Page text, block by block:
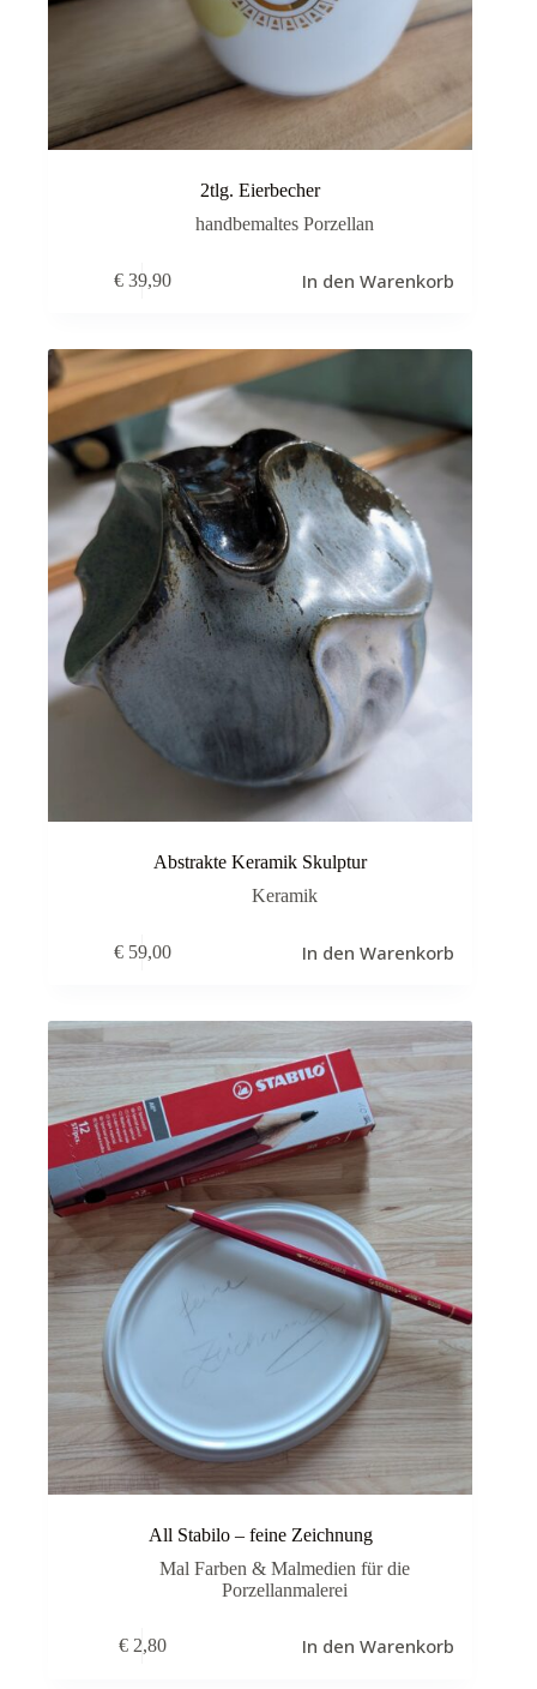
2tlg. Eierbecher
handbemaltes Porzellan
€39,90 In den Warenkorb
Abstrakte Keramik Skulptur
Keramik
€59,00 In den Warenkorb
All Stabilo – feine Zeichnung
Mal Farben & Malmedien für die
Porzellanmalerei
€2,80 In den Warenkorb